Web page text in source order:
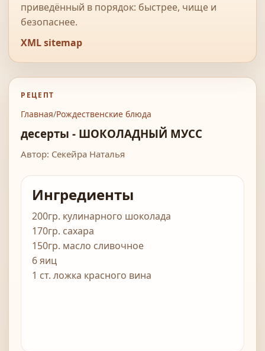
приведённый в порядок: быстрее, чище и
безопаснее.
XML sitemap
РЕЦЕПТ
Главная/Рождественские блюда
десерты - ШОКОЛАДНЫЙ МУСС
Автор: Секейра Наталья
Ингредиенты
200гр. кулинарного шоколада
170гр. сахара
150гр. масло сливочное
6 яиц
1 ст. ложка красного вина